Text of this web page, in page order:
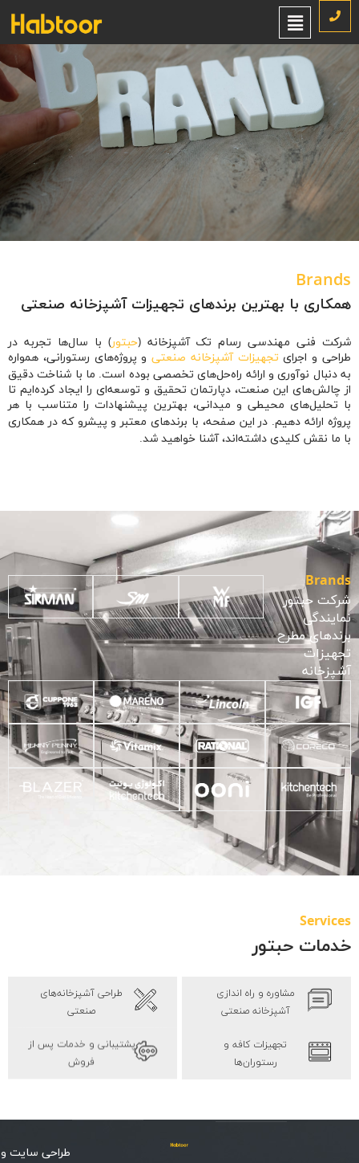
برندها
Brands
همکاری با بهترین برندهای تجهیزات آشپزخانه صنعتی
شرکت فنی مهندسی رسام تک آشپزخانه (حبتور) با سال‌ها تجربه در
طراحی و اجرای تجهیزات آشپزخانه صنعتیو پروژه‌های رستورانی، همواره
به دنبال نوآوری و ارائه راه‌حل‌های تخصصی بوده است. ما با شناخت دقیق
از چالش‌های این صنعت، دپارتمان تحقیق و توسعه‌ای را ایجاد کرده‌ایم تا
با تحلیل‌های محیطی و میدانی، بهترین پیشنهادات را متناسب با هر
پروژه ارائه دهیم. در این صفحه، با برندهای معتبر و پیشرو که در همکاری
با ما نقش کلیدی داشته‌اند، آشنا خواهید شد.
Brands
شرکت حبتور
نمایندگی
برندهای مطرح
تجهیزات
آشپزخانه
Services
خدمات حبتور
مشاوره و راه اندازی
آشپزخانه صنعتی
طراحی آشپزخانه‌های
صنعتی
تجهیزات کافه و
رستوران‌ها
پشتیبانی و خدمات پس از
فروش
طراحی سایتو